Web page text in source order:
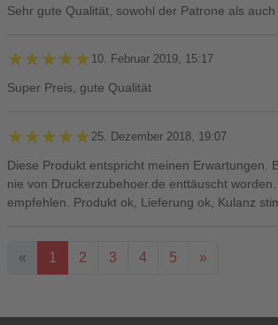
Sehr gute Qualität, sowohl der Patrone als auch
★★★★★
★★★★★ 10. Februar 2019, 15:17
Super Preis, gute Qualität
★★★★★
★★★★★ 25. Dezember 2018, 19:07
Diese Produkt entspricht meinen Erwartungen.
nie von Druckerzubehoer.de enttäuscht
empfehlen. Produkt ok, Lieferung ok, Kulanz
« 1 2 3 4 5 »